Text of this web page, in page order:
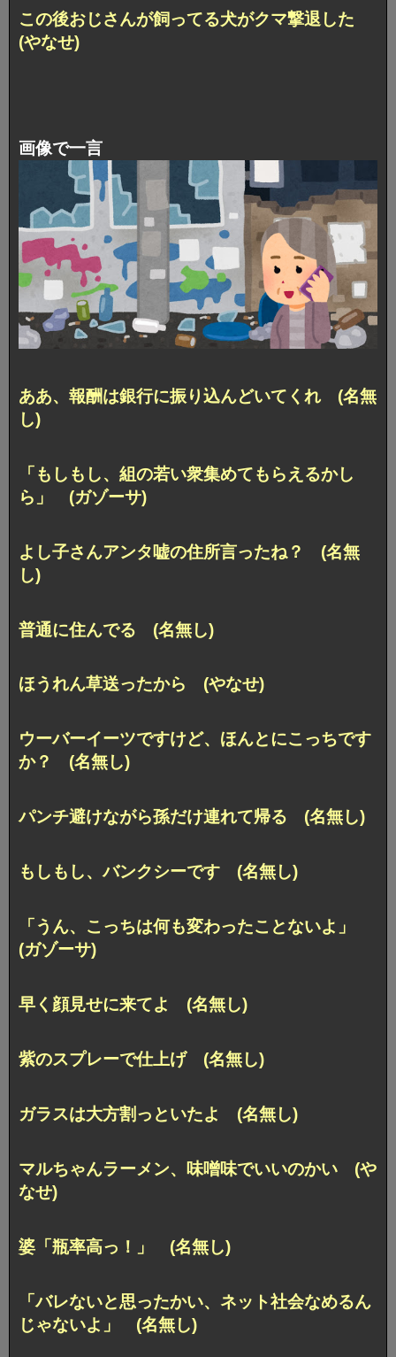
この後おじさんが飼ってる犬がクマ撃退した
(やなせ)
画像で一言
ああ、報酬は銀行に振り込んどいてくれ (名無
し)
「もしもし、組の若い衆集めてもらえるかし
ら」 (ガゾーサ)
よし子さんアンタ嘘の住所言ったね？ (名無
し)
普通に住んでる (名無し)
ほうれん草送ったから (やなせ)
ウーバーイーツですけど、ほんとにこっちです
か？ (名無し)
パンチ避けながら孫だけ連れて帰る (名無し)
もしもし、バンクシーです (名無し)
「うん、こっちは何も変わったことないよ」
(ガゾーサ)
早く顔見せに来てよ (名無し)
紫のスプレーで仕上げ (名無し)
ガラスは大方割っといたよ (名無し)
マルちゃんラーメン、味噌味でいいのかい (や
なせ)
婆「瓶率高っ！」 (名無し)
「バレないと思ったかい、ネット社会なめるん
じゃないよ」 (名無し)